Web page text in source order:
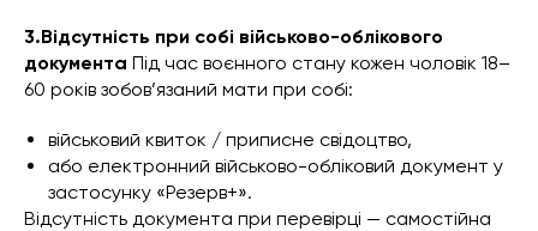
3.Відсутність при собі військово-облікового
документа Під час воєнного стану кожен чоловік 18–
60 років зобов’язаний мати при собі:
військовий квиток / приписне свідоцтво,
або електронний військово-обліковий документ у
застосунку «Резерв+».
Відсутність документа при перевірці — самостійна